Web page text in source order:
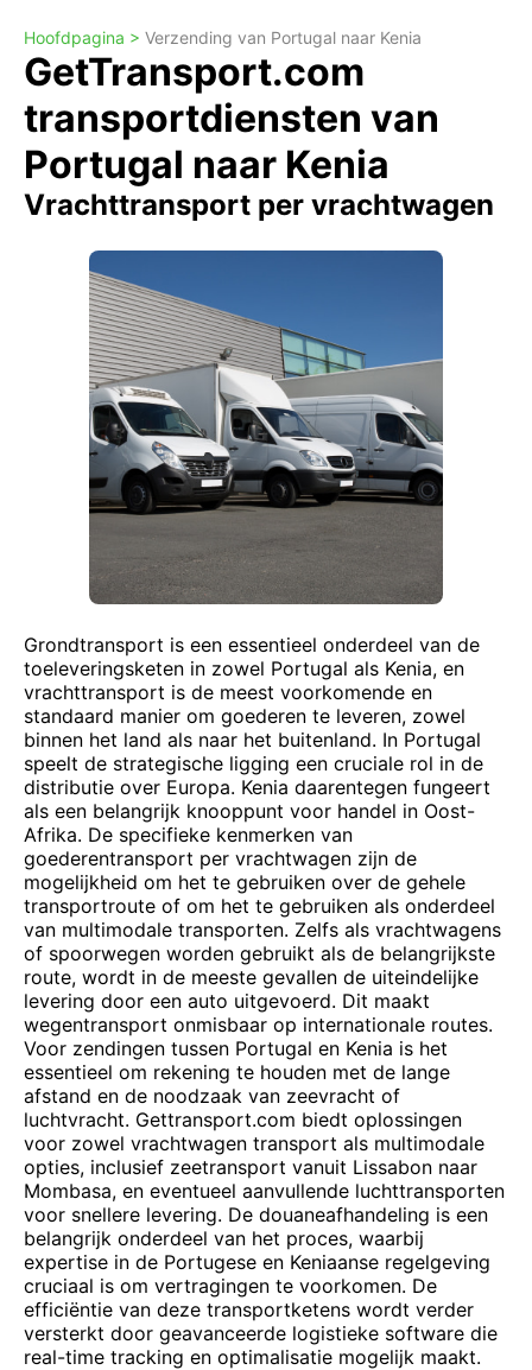
Hoofdpagina > Verzending van Portugal naar Kenia
GetTransport.com
transportdiensten van
Portugal naar Kenia
Vrachttransport per vrachtwagen
Grondtransport is een essentieel onderdeel van de
toeleveringsketen in zowel Portugal als Kenia, en
vrachttransport is de meest voorkomende en
standaard manier om goederen te leveren, zowel
binnen het land als naar het buitenland. In Portugal
speelt de strategische ligging een cruciale rol in de
distributie over Europa. Kenia daarentegen fungeert
als een belangrijk knooppunt voor handel in Oost-
Afrika. De specifieke kenmerken van
goederentransport per vrachtwagen zijn de
mogelijkheid om het te gebruiken over de gehele
transportroute of om het te gebruiken als onderdeel
van multimodale transporten. Zelfs als vrachtwagens
of spoorwegen worden gebruikt als de belangrijkste
route, wordt in de meeste gevallen de uiteindelijke
levering door een auto uitgevoerd. Dit maakt
wegentransport onmisbaar op internationale routes.
Voor zendingen tussen Portugal en Kenia is het
essentieel om rekening te houden met de lange
afstand en de noodzaak van zeevracht of
luchtvracht. Gettransport.com biedt oplossingen
voor zowel vrachtwagen transport als multimodale
opties, inclusief zeetransport vanuit Lissabon naar
Mombasa, en eventueel aanvullende luchttransporten
voor snellere levering. De douaneafhandeling is een
belangrijk onderdeel van het proces, waarbij
expertise in de Portugese en Keniaanse regelgeving
cruciaal is om vertragingen te voorkomen. De
efficiëntie van deze transportketens wordt verder
versterkt door geavanceerde logistieke software die
real-time tracking en optimalisatie mogelijk maakt.